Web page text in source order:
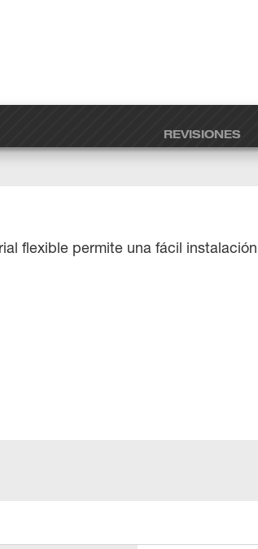
REVISIONES
flexible permite una fácil